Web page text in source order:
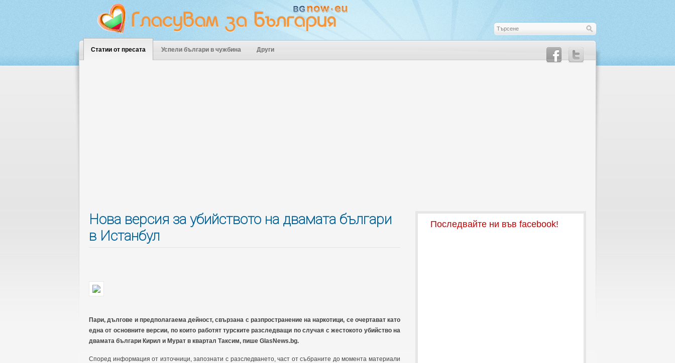
Статии от пресата Успели българи в чужбина Други
Нова версия за убийството на двамата българи
в Истанбул
Пари, дългове и предполагаема дейност, свързана с разпространение на наркотици, се очертават като
една от основните версии, по които работят турските разследващи по случая с жестокото убийство на
двамата българи Кирил и Мурат в квартал Таксим, пише GlasNews.bg.
Според информация от източници, запознати с разследването, част от събраните до момента материали
Последвайте ни във facebook!